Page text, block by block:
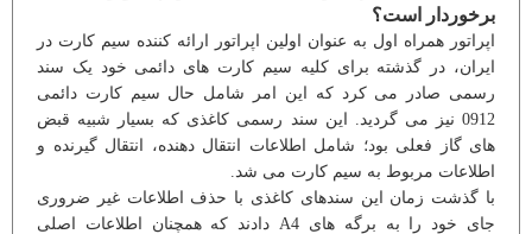
برخوردار است؟
اپراتور همراه اول به عنوان اولین اپراتور ارائه کننده سیم کارت در
ایران، در گذشته برای کلیه سیم کارت های دائمی خود یک سند
رسمی صادر می کرد که این امر شامل حال سیم کارت دائمی
0912 نیز می گردید. این سند رسمی کاغذی که بسیار شبیه قبض
های گاز فعلی بود؛ شامل اطلاعات انتقال دهنده، انتقال گیرنده و
اطلاعات مربوط به سیم کارت می شد.
با گذشت زمان این سندهای کاغذی با حذف اطلاعات غیر ضروری
جای خود را به برگه های A4 دادند که همچنان اطلاعات اصلی